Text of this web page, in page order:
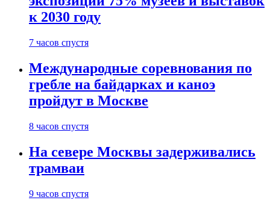
к 2030 году
7 часов спустя
Международные соревнования по
гребле на байдарках и каноэ
пройдут в Москве
8 часов спустя
На севере Москвы задерживались
трамваи
9 часов спустя